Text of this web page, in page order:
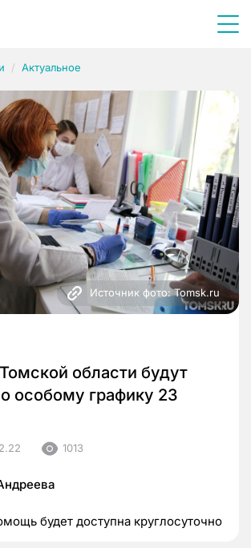
Актуальное
Источник фото: Tomsk.ru
области будут
особому графику 23
1013
будет доступна круглосуточно